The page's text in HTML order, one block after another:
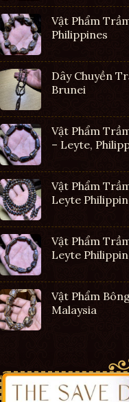
Vật Phẩm
Philippines
Dây Chuyền
Brunei
Vật Phẩm
– Leyte,
Vật Phẩm
Leyte
Vật Phẩm
Leyte
Vật Phẩm
Malaysia